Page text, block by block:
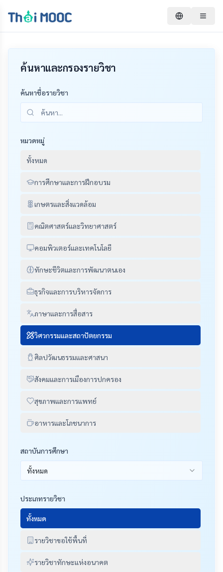
ค้นหาและกรองรายวิชา
ค้นหาชื่อรายวิชา
หมวดหมู่
ทั้งหมด
การศึกษาและการฝึกอบรม
เกษตรและสิ่งแวดล้อม
คณิตศาสตร์และวิทยาศาสตร์
คอมพิวเตอร์และเทคโนโลยี
ทักษะชีวิตและการพัฒนาตนเอง
ธุรกิจและการบริหารจัดการ
ภาษาและการสื่อสาร
วิศวกรรมและสถาปัตยกรรม
ศิลปวัฒนธรรมและศาสนา
สังคมและการเมืองการปกครอง
สุขภาพและการแพทย์
อาหารและโภชนาการ
สถาบันการศึกษา
ทั้งหมด
ประเภทรายวิชา
ทั้งหมด
รายวิชาขอใช้พื้นที่
รายวิชาทักษะแห่งอนาคต